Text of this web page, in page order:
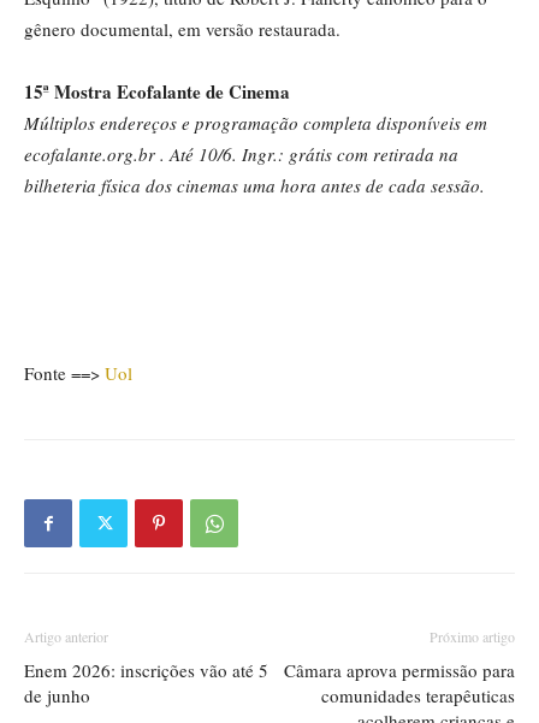
gênero documental, em versão restaurada.
15ª Mostra Ecofalante de Cinema
Múltiplos endereços e programação completa disponíveis em
ecofalante.org.br . Até 10/6. Ingr.: grátis com retirada na
bilheteria física dos cinemas uma hora antes de cada sessão.
Fonte ==> Uol
Artigo anterior
Enem 2026: inscrições vão até 5
de junho
Próximo artigo
Câmara aprova permissão para
comunidades terapêuticas